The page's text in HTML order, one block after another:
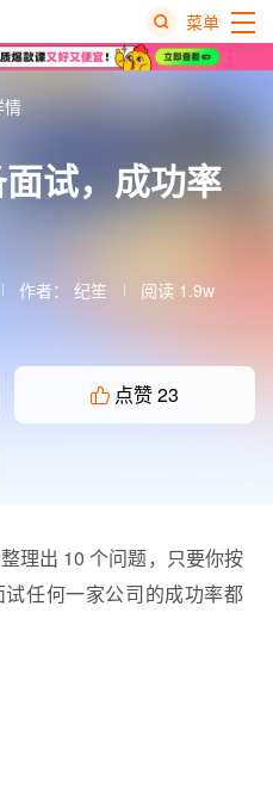
菜单
试，成功率
作者： 纪笙
阅读 1.9w
点赞23
情
理出 10 个问题，只要你按
任何一家公司的成功率都